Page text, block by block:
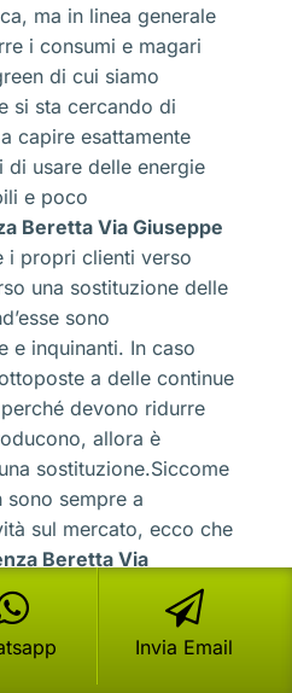
ma in linea generale
i consumi e magari
di cui siamo
si sta cercando di
capire esattamente
di usare delle energie
e poco
Beretta Via Giuseppe
i propri clienti verso
una sostituzione delle
sono
e inquinanti. In caso
a delle continue
devono ridurre
allora è
sostituzione.Siccome
sempre a
sul mercato, ecco che
Beretta Via
di vendita permette
su quali sono le
mercato.Alla fine un
perché dovrebbe
Invia Email